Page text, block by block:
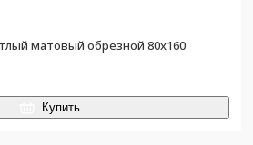
матовый обрезной 80x160
Купить